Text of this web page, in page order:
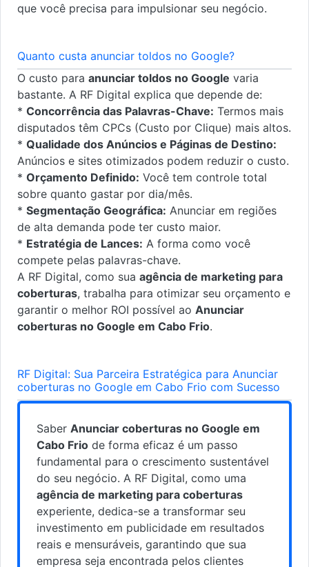
que você precisa para impulsionar seu negócio.
Quanto custa anunciar toldos no Google?
O custo para anunciar toldos no Google varia
bastante. A RF Digital explica que depende de:
* Concorrência das Palavras-Chave: Termos mais
disputados têm CPCs (Custo por Clique) mais altos.
* Qualidade dos Anúncios e Páginas de Destino:
Anúncios e sites otimizados podem reduzir o custo.
* Orçamento Definido: Você tem controle total
sobre quanto gastar por dia/mês.
* Segmentação Geográfica: Anunciar em regiões
de alta demanda pode ter custo maior.
* Estratégia de Lances: A forma como você
compete pelas palavras-chave.
A RF Digital, como sua agência de marketing para
coberturas, trabalha para otimizar seu orçamento e
garantir o melhor ROI possível ao Anunciar
coberturas no Google em Cabo Frio.
RF Digital: Sua Parceira Estratégica para Anunciar
coberturas no Google em Cabo Frio com Sucesso
Saber Anunciar coberturas no Google em
Cabo Frio de forma eficaz é um passo
fundamental para o crescimento sustentável
do seu negócio. A RF Digital, como uma
agência de marketing para coberturas
experiente, dedica-se a transformar seu
investimento em publicidade em resultados
reais e mensuráveis, garantindo que sua
empresa seja encontrada pelos clientes